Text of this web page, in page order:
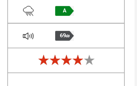
A
69dB